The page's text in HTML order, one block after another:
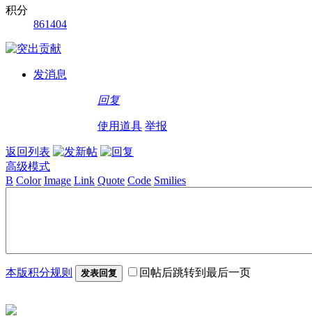
积分
861404
发消息
回复
使用道具 举报
返回列表
高级模式
B Color Image Link Quote Code Smilies
本版积分规则 发表回复 回帖后跳转到最后一页